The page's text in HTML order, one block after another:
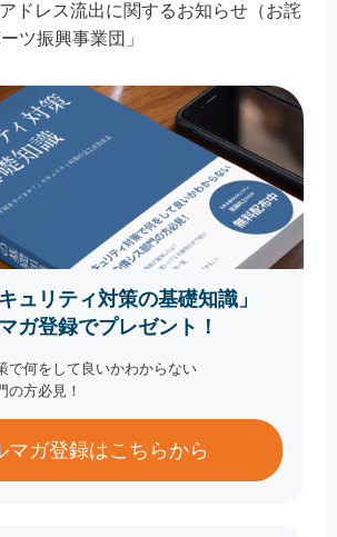
アドレス流出に関するお知らせ（お詫
ツ振興事業団」
ュリティ対策の基礎知識」
ガ登録でプレゼント！
で何をして良いかわからない
の方必見！
マガ登録はこちらから